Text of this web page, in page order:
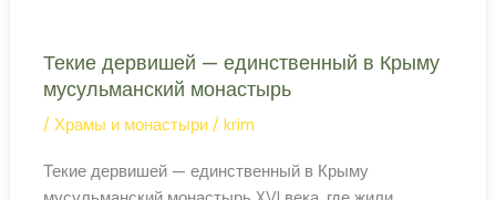
Текие дервишей — единственный в Крыму
мусульманский монастырь
/Храмы и монастыри /krim
Текие дервишей — единственный в Крыму